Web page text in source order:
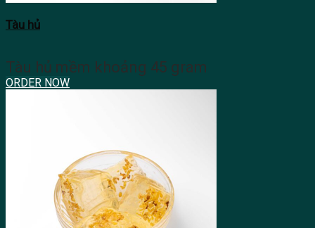
Tàu hủ
Tàu hủ mềm khoảng 45 gram
ORDER NOW